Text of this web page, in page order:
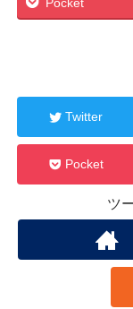
Pocket
Twitter
Pocket
ツ